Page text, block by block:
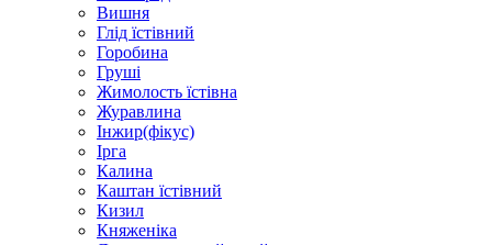
Вишня
Глід їстівний
Горобина
Груші
Жимолость їстівна
Журавлина
Інжир(фікус)
Ірга
Калина
Каштан їстівний
Кизил
Княженіка